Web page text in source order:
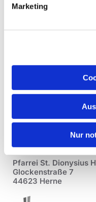
Marketing
Nur
Pfarrei St. Dionysius
Glockenstraße 7
44623 Herne